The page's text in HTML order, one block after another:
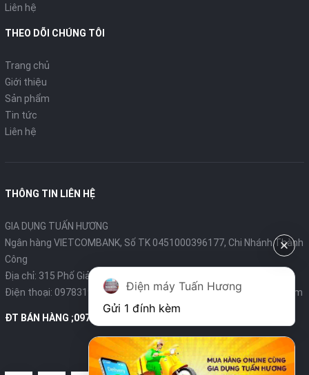
Liên hệ
THEO DÕI CHÚNG TÔI
Trang chủ
Giới thiệu
Sản phẩm
Tin tức
Liên hệ
THÔNG TIN LIÊN HỆ
GIA DỤNG TUẤN HƯƠNG
Ngân hàng VIETCOMBANK, Số TK 0451000396177, Chi Nhánh Thành
Công
Địa chỉ: 315 Phố Giảng Võ - Ba Đình - Hà Nội
Điện thoại: 0978319375- Email:diengiadungtuanhuong@gmail.com
ĐT BÁN HÀNG ;0978319375
Điện máy Tuấn Hương
Gửi 1 đính kèm